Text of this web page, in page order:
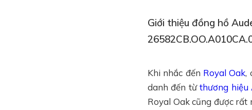
Giới thiệu đồng hồ
Khi nhắc đến Royal Oak,
danh đến từthương hiệu
Royal Oak cũng được rất